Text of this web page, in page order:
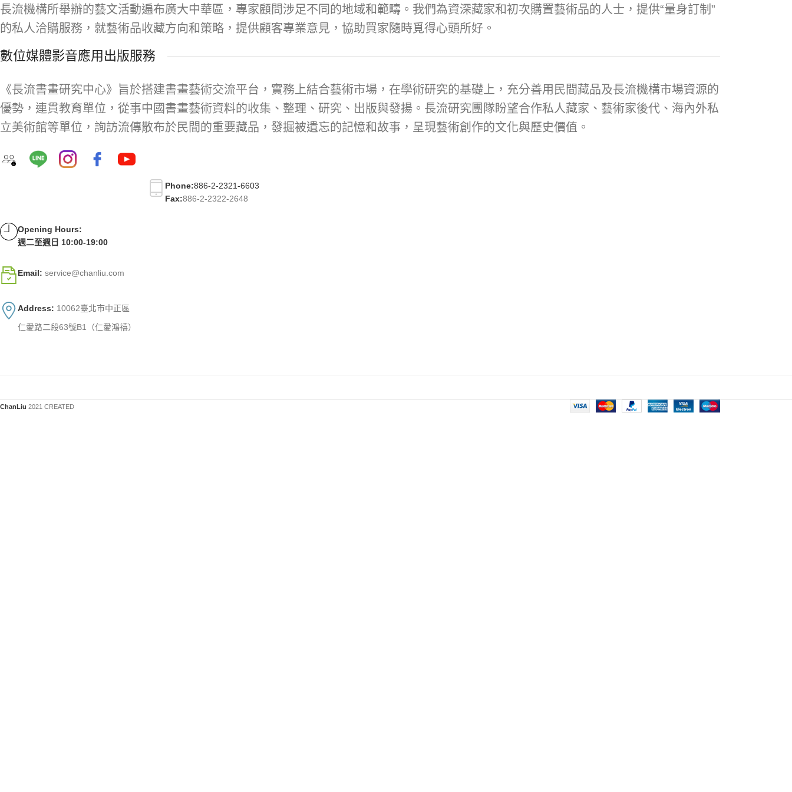
長流機構所舉辦的藝文活動遍布廣大中華區，專家顧問涉足不同的地域和範疇。我們為資深藏家和初次購置藝術品的人士，提供“量身訂制”
的私人洽購服務，就藝術品收藏方向和策略，提供顧客專業意見，協助買家隨時覓得心頭所好。
數位媒體影音應用出版服務
《長流書畫研究中心》旨於搭建書畫藝術交流平台，實務上結合藝術市場，在學術研究的基礎上，充分善用民間藏品及長流機構市場資源的
優勢，連貫教育單位，從事中國書畫藝術資料的收集、整理、研究、出版與發揚。長流研究團隊盼望合作私人藏家、藝術家後代、海內外私
立美術館等單位，詢訪流傳散布於民間的重要藏品，發掘被遺忘的記憶和故事，呈現藝術創作的文化與歷史價值。
Phone:886-2-2321-6603
Fax:886-2-2322-2648
Opening Hours:
週二至週日 10:00-19:00
Email: service@chanliu.com
Address: 10062臺北市中正區
仁愛路二段63號B1（仁愛鴻禧）
ChanLiu 2021 CREATED